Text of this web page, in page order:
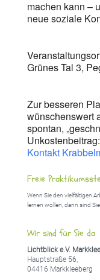
machen kann –
neue soziale
Grünes Tal 3,
Zur besseren
wünschenswert
spontan,
Kontakt
Freie
Wenn Sie den vielfältigen
lernen wollen, dann sind
Wir sind für Sie da
Lichtblick e.V.
Hauptstraße 56,
04416 Markkleeberg